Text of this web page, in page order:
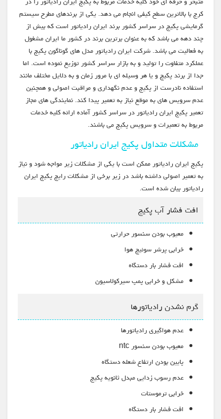
کرج با بالاترین سطح کیفی انجام می دهد. یکی از برندهای مطرح سیستم
گرمایشی پکیج در سراسر کشور برند ایران رادیاتور است که بیش از
چند دهه می باشد که به عنوان برترین برند در کشور ما ایران مشغول
به فعالیت می باشد. شرکت ایران رادیاتور مدل های گوناگون پکیج با
عملکرد متفاوت را تولید و به بازار سراسر کشور توزیع نموده است. اما
جدا از برند پکیچ و یا هر وسیله ای با مرور زمان و به دلایل مختلف مانند
استفاده نادرست از پکیج و عدم نگهداری و مراقبت اصولی و همچنین
عدم سرویس های به موقع نیاز به تعمیر پیدا کند. نمایندگی های مجاز
تعمیر پکیج ایران رادیاتور در سراسر کشور آماده ارائه کلیه خدمات
مربوط به تعمیرات و سرویس پکیج می باشند.
مشکلات متداول پکیج ایران رادیاتور
پکیج ایران رادیاتور ممکن است با یکی از مشکلات زیر مواجه شود و نیاز
به تعمیر اصولی داشته باشد در زیر برخی از مشکلات رایج پکیج ایران
رادیاتور بیان شده است.
افت فشار آب پکیج
معیوب بودن سنسور حرارتی
خرابی پرشر سوئیچ هوا
افت فشار بار دستگاه
مشکل و خرابی پمپ سیرکولاسیون
گرم نشدن رادیاتورها
عدم هواگیری رادیاتورها
معیوب بودن سنسور ntc
پایین بودن ارتفاع شعله دستگاه
عدم رسوب زدایی مبدل ثانویه پکیج
خرابی ترموستات
افت فشار بار دستگاه